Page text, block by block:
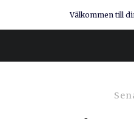
Välkommen till